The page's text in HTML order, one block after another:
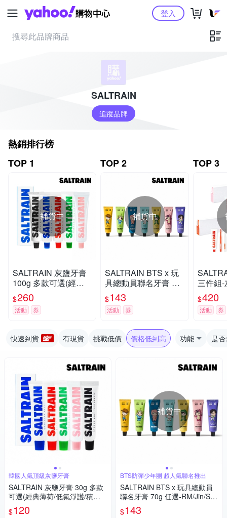
Yahoo購物中心登入
SALTRAIN
追蹤品牌
熱銷排行榜
TOP 1
補貨中
SALTRAIN 灰鹽牙膏
100g 多款可選(經典
薄荷/低氟淨護/積雪草
修護/清恬香檸/強效薄
荷)
$260
活動 券
TOP 2
補貨中
SALTRAIN BTS x 玩
具總動員聯名牙膏 70
g 任選-RM/Jin/SUGA/
j-hop/Jimin/V/Jung Ko
ok
$143
活動 券
TOP 3
三件組
X1+牙
(經典薄
積雪草
$420
活動 券
快速到貨 有現貨 挑戰低價 價格低到高 功能 是
韓國人氣頂級灰鹽牙膏
SALTRAIN 灰鹽牙膏 30g 多款
可選(經典薄荷/低氟淨護/積雪
草修護/清恬香檸/強效薄荷)
$120
補貨中
BTS防彈少年團 超人氣聯名推出
SALTRAIN BTS x 玩具總動員
聯名牙膏 70g 任選-RM/Jin/SU
GA/j-hop/Jimin/V/Jung Kook
$143